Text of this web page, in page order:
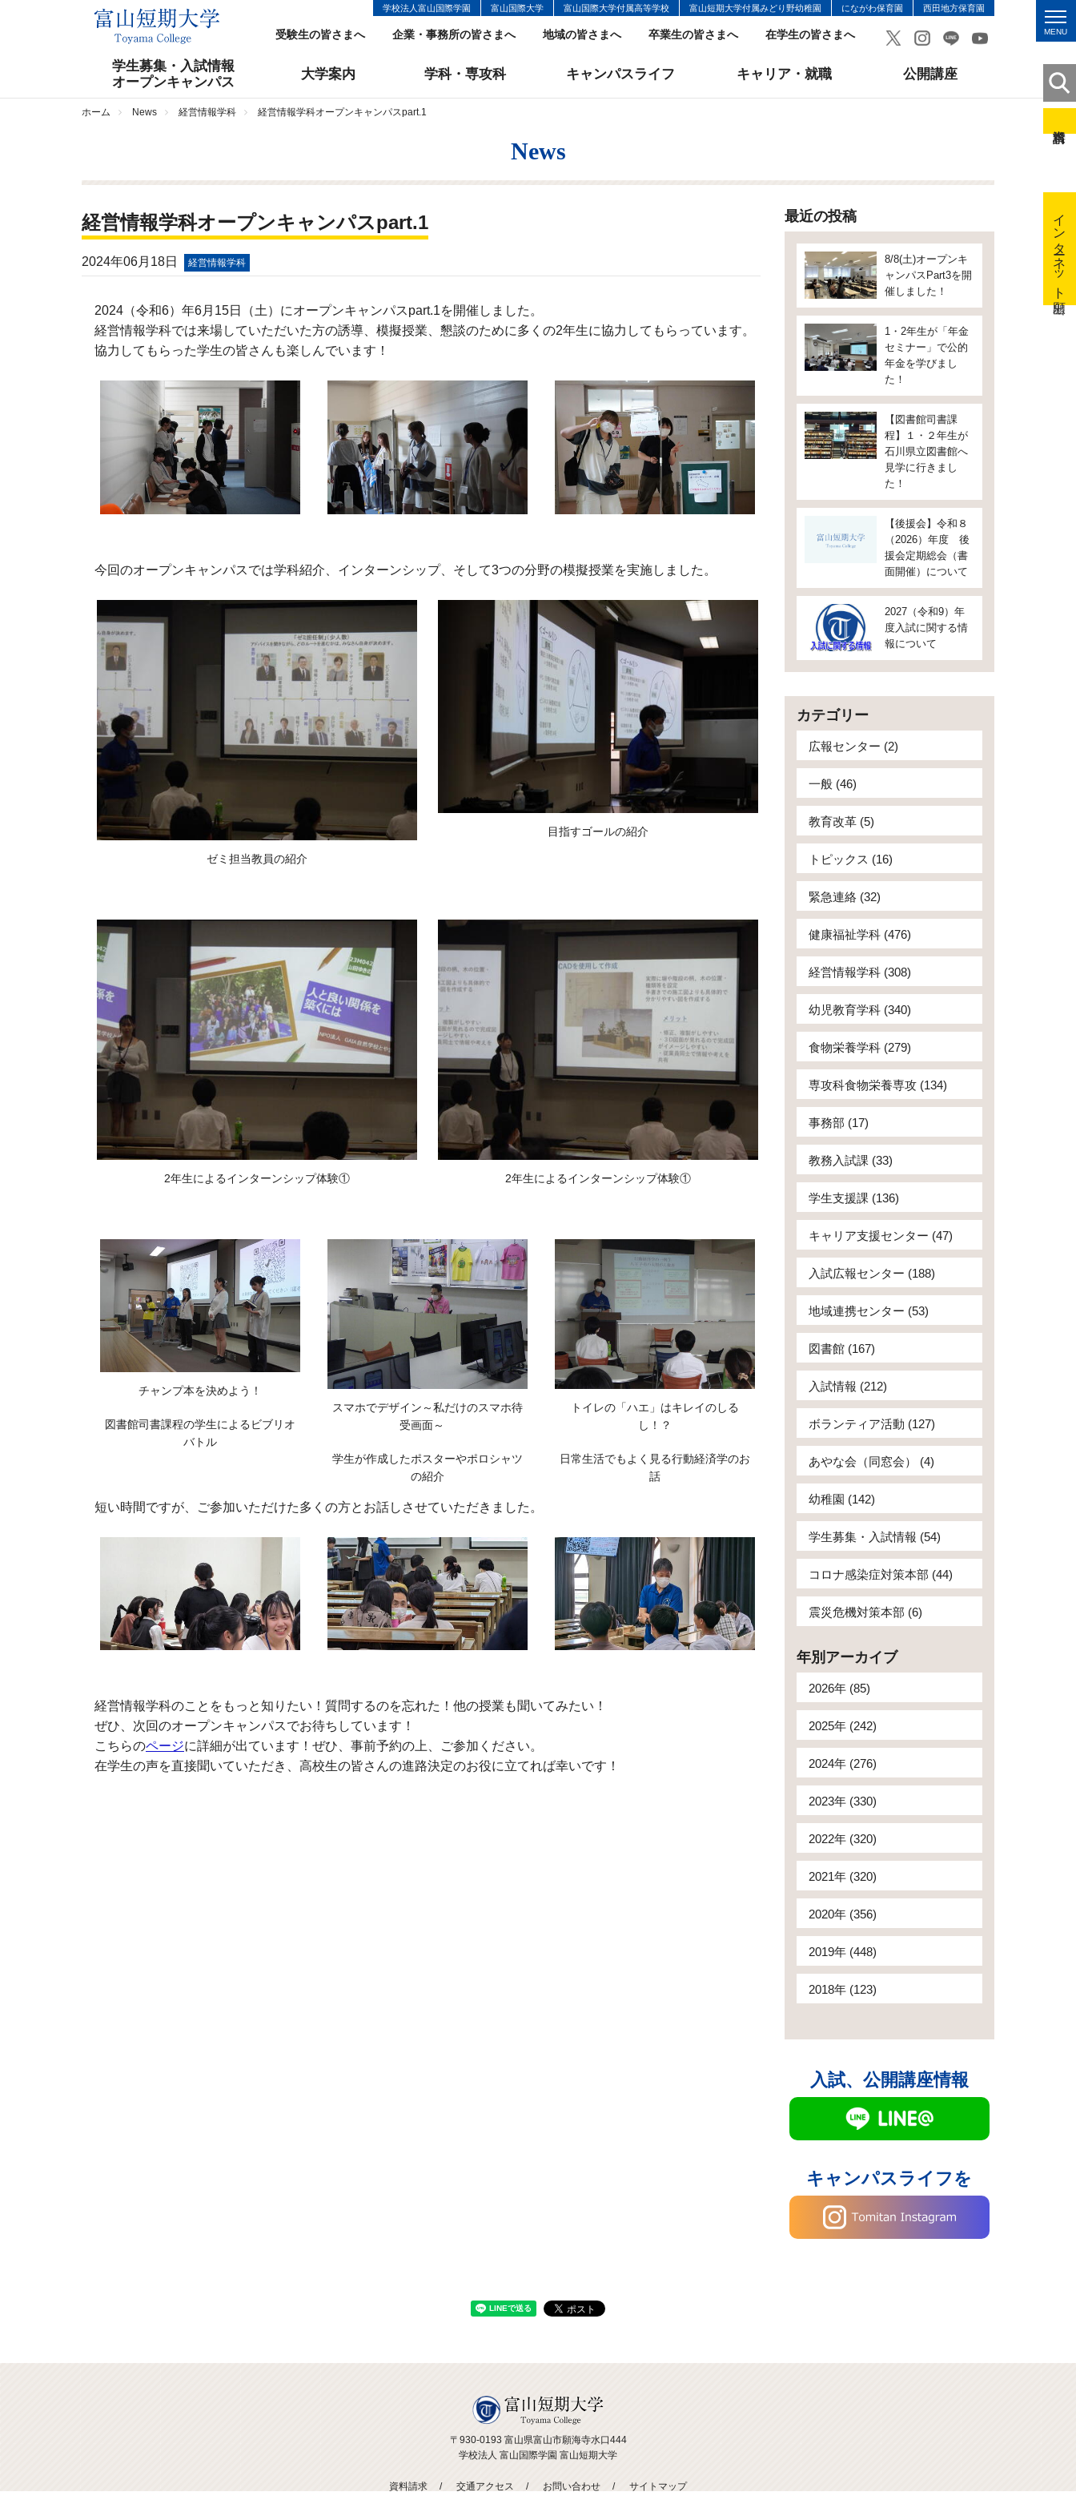
学校法人富山国際学園 富山国際大学 富山国際大学付属高等学校 富山短期大学付属みどり野幼稚園 にながわ保育園 西田地方保育園
受験生の皆さまへ 企業・事務所の皆さまへ 地域の皆さまへ 卒業生の皆さまへ 在学生の皆さまへ MENU
学生募集・入試情報
オープンキャンパス
大学案内 学科・専攻科 キャンパスライフ キャリア・就職 公開講座
インターネット出願
ホーム News 経営情報学科 経営情報学科オープンキャンパスpart.1
News
経営情報学科オープンキャンパスpart.1
2024年06月18日 経営情報学科
2024（令和6）年6月15日（土）にオープンキャンパスpart.1を開催しました。
経営情報学科では来場していただいた方の誘導、模擬授業、懇談のために多くの2年生に協力してもらっています。
協力してもらった学生の皆さんも楽しんでいます！
今回のオープンキャンパスでは学科紹介、インターンシップ、そして3つの分野の模擬授業を実施しました。
ゼミ担当教員の紹介
目指すゴールの紹介
2年生によるインターンシップ体験① 2年生によるインターンシップ体験①
チャンプ本を決めよう！
図書館司書課程の学生によるビブリオ
バトル
スマホでデザイン～私だけのスマホ待
受画面～
学生が作成したポスターやポロシャツ
の紹介
トイレの「ハエ」はキレイのしる
し！？
日常生活でもよく見る行動経済学のお
話
短い時間ですが、ご参加いただけた多くの方とお話しさせていただきました。
経営情報学科のことをもっと知りたい！質問するのを忘れた！他の授業も聞いてみたい！
ぜひ、次回のオープンキャンパスでお待ちしています！
こちらのページに詳細が出ています！ぜひ、事前予約の上、ご参加ください。
在学生の声を直接聞いていただき、高校生の皆さんの進路決定のお役に立てれば幸いです！
最近の投稿
8/8(土)オープンキ
ャンパスPart3を開
催しました！
1・2年生が「年金
セミナー」で公的
年金を学びまし
た！
【図書館司書課
程】１・２年生が
石川県立図書館へ
見学に行きまし
た！
【後援会】令和８
（2026）年度 後
援会定期総会（書
面開催）について
2027（令和9）年
度入試に関する情
報について
カテゴリー
広報センター (2)
一般 (46)
教育改革 (5)
トピックス (16)
緊急連絡 (32)
健康福祉学科 (476)
経営情報学科 (308)
幼児教育学科 (340)
食物栄養学科 (279)
専攻科食物栄養専攻 (134)
事務部 (17)
教務入試課 (33)
学生支援課 (136)
キャリア支援センター (47)
入試広報センター (188)
地域連携センター (53)
図書館 (167)
入試情報 (212)
ボランティア活動 (127)
あやな会（同窓会） (4)
幼稚園 (142)
学生募集・入試情報 (54)
コロナ感染症対策本部 (44)
震災危機対策本部 (6)
年別アーカイブ
2026年 (85)
2025年 (242)
2024年 (276)
2023年 (330)
2022年 (320)
2021年 (320)
2020年 (356)
2019年 (448)
2018年 (123)
入試、公開講座情報
キャンパスライフを
〒930-0193 富山県富山市願海寺水口444
学校法人 富山国際学園 富山短期大学
資料請求 交通アクセス お問い合わせ サイトマップ